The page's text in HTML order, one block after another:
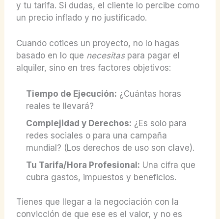
y tu tarifa. Si dudas, el cliente lo percibe como
un precio inflado y no justificado.
Cuando cotices un proyecto, no lo hagas
basado en lo que necesitaspara pagar el
alquiler, sino en tres factores objetivos:
Tiempo de Ejecución: ¿Cuántas horas
reales te llevará?
Complejidad y Derechos: ¿Es solo para
redes sociales o para una campaña
mundial? (Los derechos de uso son clave).
Tu Tarifa/Hora Profesional: Una cifra que
cubra gastos, impuestos y beneficios.
Tienes que llegar a la negociación con la
convicción de que ese es el valor, y no es